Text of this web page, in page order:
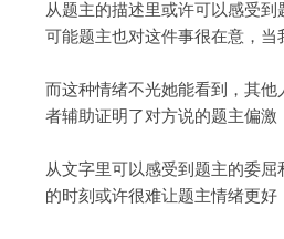
从题主的描述里或许可以感受
可能题主也对这件事很在意，当
而这种情绪不光她能看到，其
者辅助证明了对方说的题主偏激
从文字里可以感受到题主的委
的时刻或许很难让题主情绪更好